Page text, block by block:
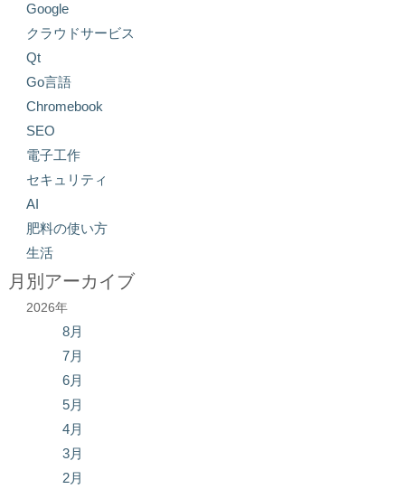
Google
クラウドサービス
Qt
Go言語
Chromebook
SEO
電子工作
セキュリティ
AI
肥料の使い方
生活
月別アーカイブ
2026年
8月
7月
6月
5月
4月
3月
2月